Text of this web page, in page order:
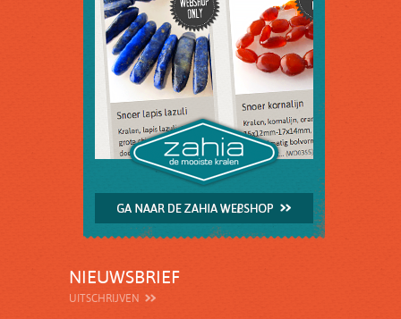
NIEUWSBRIEF
UITSCHRIJVEN